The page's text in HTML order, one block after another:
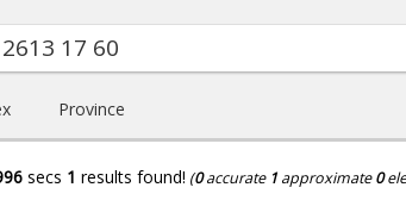
Province
secs 1 results found! (0accurate 1 approximate0